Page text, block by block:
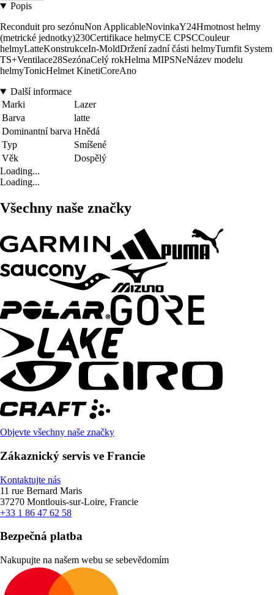
Popis
Reconduit pro sezónuNon ApplicableNovinkaY24Hmotnost helmy
(metrické jednotky)230Certifikace helmyCE CPSCCouleur
helmyLatteKonstrukceIn-MoldDržení zadní části helmyTurnfit System
TS+Ventilace28SezónaCelý rokHelma MIPSNeNázev modelu
helmyTonicHelmet KinetiCoreAno
Další informace
Marki
Lazer
Barva
latte
Dominantní barva Hnědá
Typ
Smíšené
Věk
Dospělý
Loading...
Loading...
Všechny naše značky
Objevte všechny naše značky
Zákaznický servis ve Francie
Kontaktujte nás
11 rue Bernard Maris
37270 Montlouis-sur-Loire, Francie
+33 1 86 47 62 58
Bezpečná platba
Nakupujte na našem webu se sebevědomím